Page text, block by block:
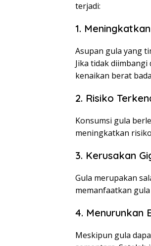
terjadi:
1.
Asupan gula yang
Jika tidak
kenaikan berat
2. Risiko
Konsumsi gula
meningkatkan
3. Kerusakan
Gula merupakan
memanfaatkan
4. Menurunkan
Meskipun gula